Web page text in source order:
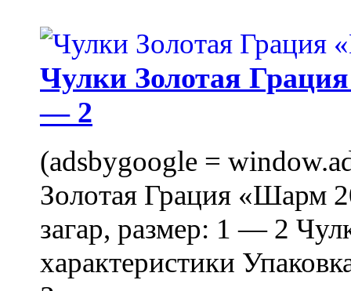
Чулки Золотая
— 2
(adsbygoogle =
Золотая Грация «Шарм
загар, размер: 1 — 2
характеристики